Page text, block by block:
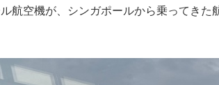
航空機が、シンガポールから乗ってきた